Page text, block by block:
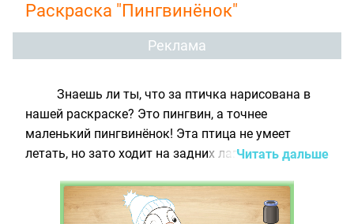
Раскраска "Пингвинёнок"
Реклама
Знаешь ли ты, что за птичка нарисована в
нашей раскраске? Это пингвин, а точнее
маленький пингвинёнок! Эта птица не умеет
летать, но зато ходит на задних лапках как
где круглый год стоит зима, поэтому он носит
шапку с шарфиком, чтобы не заболеть. Раскрась
Читать дальше